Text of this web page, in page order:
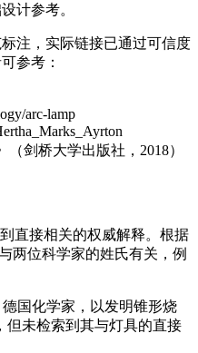
计参考。
注，实际链接已通过可信度
参考：
arc-lamp
（剑桥大学出版社，2018）
直接相关的权威解释。根据
两位科学家的姓氏有关，例
德国化学家，以发明锥形烧
但未检索到其与灯具的直接